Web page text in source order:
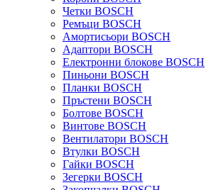
Четки BOSCH
Ремъци BOSCH
Амортисьори BOSCH
Адаптори BOSCH
Електронни блокове BOSCH
Пиньони BOSCH
Планки BOSCH
Пръстени BOSCH
Болтове BOSCH
Винтове BOSCH
Вентилатори BOSCH
Втулки BOSCH
Гайки BOSCH
Зегерки BOSCH